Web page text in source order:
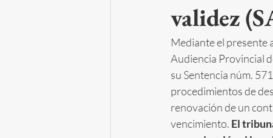
validez
Mediante el presente
Audiencia Provincial
su Sentencia núm.
procedimientos de
renovación de un
vencimiento. El